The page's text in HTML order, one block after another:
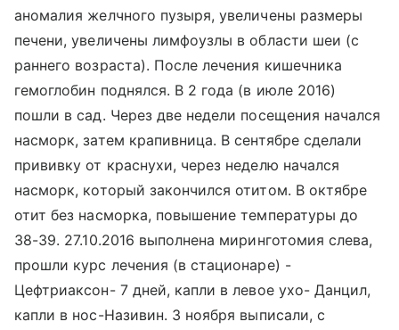
аномалия желчного пузыря, увеличены размеры
печени, увеличены лимфоузлы в области шеи (с
раннего возраста). После лечения кишечника
гемоглобин поднялся. В 2 года (в июле 2016)
пошли в сад. Через две недели посещения начался
насморк, затем крапивница. В сентябре сделали
прививку от краснухи, через неделю начался
насморк, который закончился отитом. В октябре
отит без насморка, повышение температуры до
38-39. 27.10.2016 выполнена миринготомия слева,
прошли курс лечения (в стационаре) -
Цефтриаксон- 7 дней, капли в левое ухо- Данцил,
капли в нос-Називин. 3 ноября выписали, с